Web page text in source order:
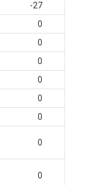
-27
0
0
0
0
0
0
0
0